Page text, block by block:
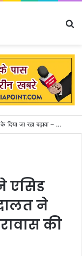
कुदरत का कहर: आकाशीय बिजली गिरने से 14 लोगों की मौत, मां के शव से लिपटकर बिलखते रहे तीन मासूम
एसिड
ने
की